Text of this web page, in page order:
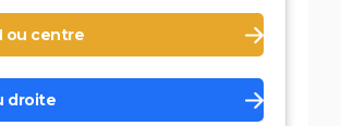
ou centre
droite